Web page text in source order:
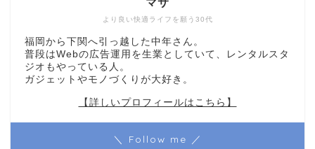
より良い快適ライフを願う30代
福岡から下関へ引っ越した中年さん。
普段はWebの広告運用を生業としていて、レンタルスタ
ジオもやっている人。
ガジェットやモノづくりが大好き。
【詳しいプロフィールはこちら】
＼ Follow me ／